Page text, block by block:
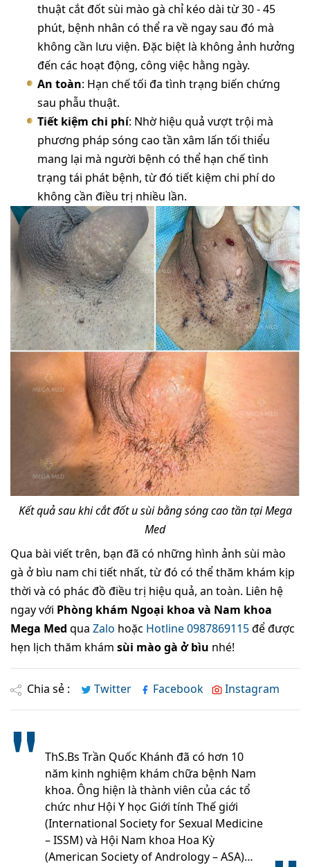
thuật cắt đốt sùi mào gà chỉ kéo dài từ 30 - 45
phút, bệnh nhân có thể ra về ngay sau đó mà
không cần lưu viện. Đặc biệt là không ảnh hưởng
đến các hoạt động, công việc hằng ngày.
An toàn: Hạn chế tối đa tình trạng biến chứng
sau phẫu thuật.
Tiết kiệm chi phí: Nhờ hiệu quả vượt trội mà
phương pháp sóng cao tần xâm lấn tối thiểu
mang lại mà người bệnh có thể hạn chế tình
trạng tái phát bệnh, từ đó tiết kiệm chi phí do
không cần điều trị nhiều lần.
Kết quả sau khi cắt đốt u sùi bằng sóng cao tần tại Mega
Med
Qua bài viết trên, bạn đã có những hình ảnh sùi mào
gà ở bìu nam chi tiết nhất, từ đó có thể thăm khám kịp
thời và có phác đồ điều trị hiệu quả, an toàn. Liên hệ
ngay với Phòng khám Ngoại khoa và Nam khoa
Mega Med qua Zalo hoặc Hotline 0987869115để được
hẹn lịch thăm khám sùi mào gà ở bìu nhé!
Chia sẻ : Twitter Facebook Instagram
ThS.Bs Trần Quốc Khánh đã có hơn 10
năm kinh nghiệm khám chữa bệnh Nam
khoa. Ông hiện là thành viên của các tổ
chức như Hội Y học Giới tính Thế giới
(International Society for Sexual Medicine
– ISSM) và Hội Nam khoa Hoa Kỳ
(American Society of Andrology – ASA)…